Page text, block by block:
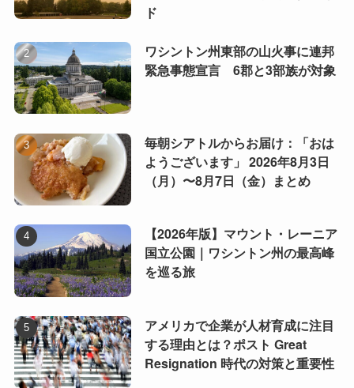
ド
ワシントン州東部の山火事に連邦
緊急事態宣言 6郡と3部族が対象
毎朝シアトルからお届け：「おは
ようございます」 2026年8月3日
（月）〜8月7日（金）まとめ
【2026年版】マウント・レーニア
国立公園｜ワシントン州の最高峰
を巡る旅
アメリカで企業が人材育成に注目
する理由とは？ポスト Great
Resignation 時代の対策と重要性